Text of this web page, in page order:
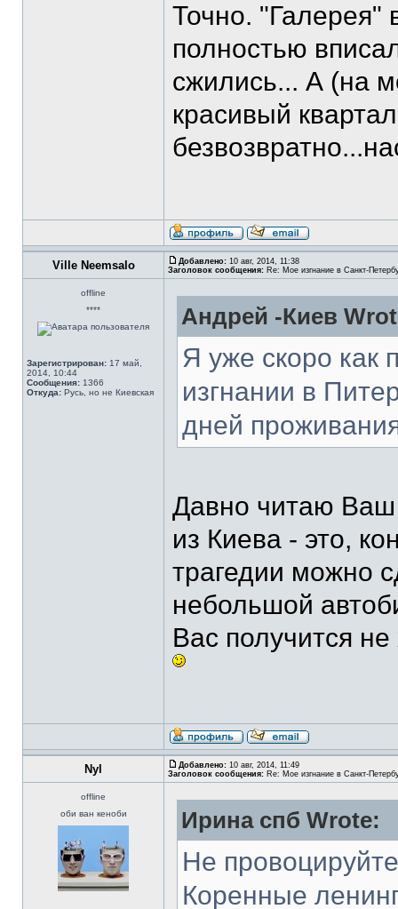
Точно. "Галерея"
полностью
сжились... А (на
красивый
Ville Neemsalo Добавлено: 10 авг, 2014, 11:38
Заголовок сообщения: Re: Мое изгнание в Санкт-
offline
****
Зарегистрирован: 17 май,
2014, 10:44
Сообщения: 1366
Откуда: Русь, но не Киевская
Андрей -Киев
Я уже скоро как
изгнании в
дней
Давно читаю
из Киева - это,
трагедии можно
небольшой
Вас получится
Nyl Добавлено: 10 авг, 2014, 11:49
Заголовок сообщения: Re: Мое изгнание в Санкт-
offline
оби ван кеноби
Ирина спб Wrote:
Не
Коренные